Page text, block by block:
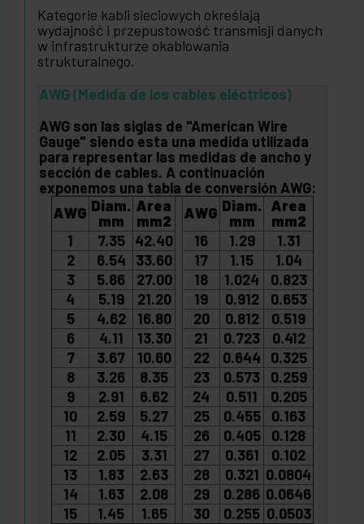
Kategorie kabli sieciowych określają
wydajność i przepustowość transmisji danych
w infrastrukturze okablowania
strukturalnego.
AWG (Medida de los cables eléctricos)
AWG son las siglas de "American Wire
Gauge" siendo esta una medida utilizada
para representar las medidas de ancho y
sección de cables. A continuación
exponemos una tabla de conversión AWG:
AWG Diam.
mm
Area
mm2
AWG Diam.
mm
Area
mm2
1
7.35 42.40 16 1.29
1.31
2
6.54 33.60 17 1.15
1.04
3
5.86 27.00 18 1.024
0.823
4
5.19 21.20 19 0.912
0.653
5
4.62 16.80 20 0.812
0.519
6
4.11 13.30 21 0.723
0.412
7
3.67 10.60 22 0.644
0.325
8
3.26 8.35 23 0.573
0.259
9
2.91 6.62 24 0.511
0.205
10
2.59 5.27 25 0.455
0.163
11
2.30 4.15 26 0.405
0.128
12
2.05 3.31 27 0.361
0.102
13
1.83 2.63 28 0.321 0.0804
14
1.63 2.08 29 0.286 0.0646
15
1.45 1.65 30 0.255 0.0503